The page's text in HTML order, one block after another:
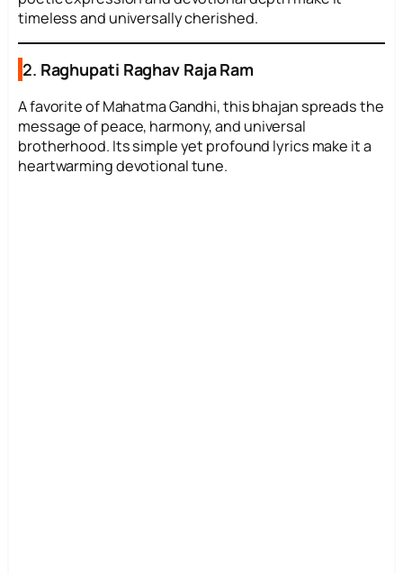
timeless and universally cherished.
2. Raghupati Raghav Raja Ram
A favorite of Mahatma Gandhi, this bhajan spreads the
message of peace, harmony, and universal
brotherhood. Its simple yet profound lyrics make it a
heartwarming devotional tune.